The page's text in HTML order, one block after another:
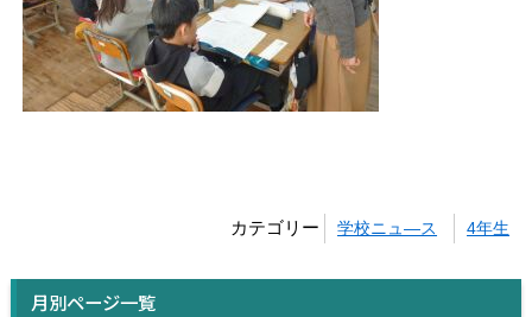
カテゴリー 学校ニュ―ス 4年生
月別ページ一覧